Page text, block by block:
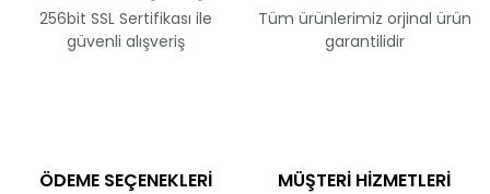
256bit SSL Sertifikası ile
güvenli alışveriş
Tüm ürünlerimiz orjinal ürün
garantilidir
ÖDEME SEÇENEKLERİ MÜŞTERİ HİZMETLERİ